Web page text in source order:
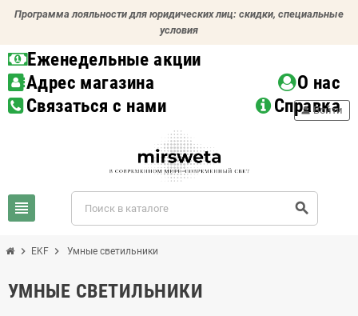
Программа лояльности для юридических лиц: скидки, специальные
условия
Еженедельные акции
Адрес магазина
О нас
Связаться с нами
Справка
view_headline search
person Войти
chevron_right EKF chevron_right Умные светильники
УМНЫЕ СВЕТИЛЬНИКИ